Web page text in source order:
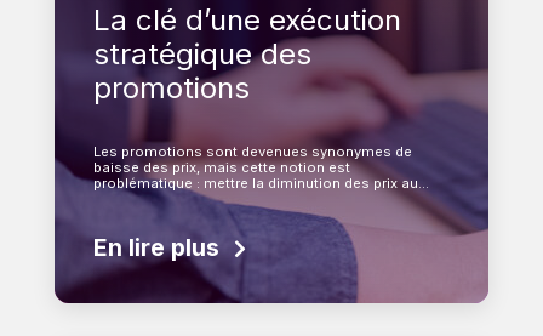
La clé d’une exécution
stratégique des
promotions
Les promotions sont devenues synonymes de
baisse des prix, mais cette notion est
problématique : mettre la diminution des prix au…
En lire plus